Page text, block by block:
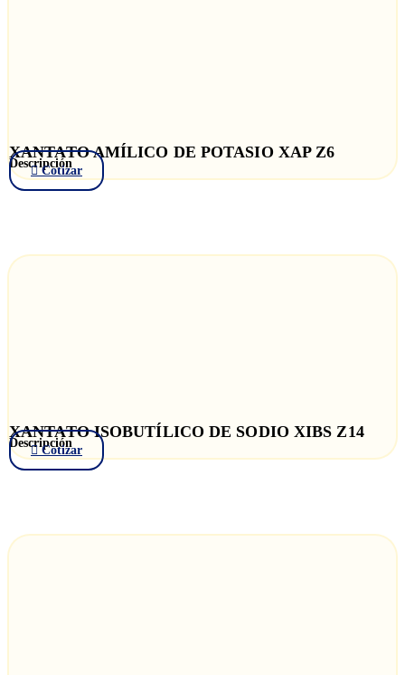
XANTATO AMÍLICO DE POTASIO XAP Z6
Descripción
Cotizar
XANTATO ISOBUTÍLICO DE SODIO XIBS Z14
Descripción
Cotizar